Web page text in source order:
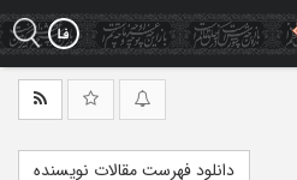
دانلود فهرست مقالات نویسنده